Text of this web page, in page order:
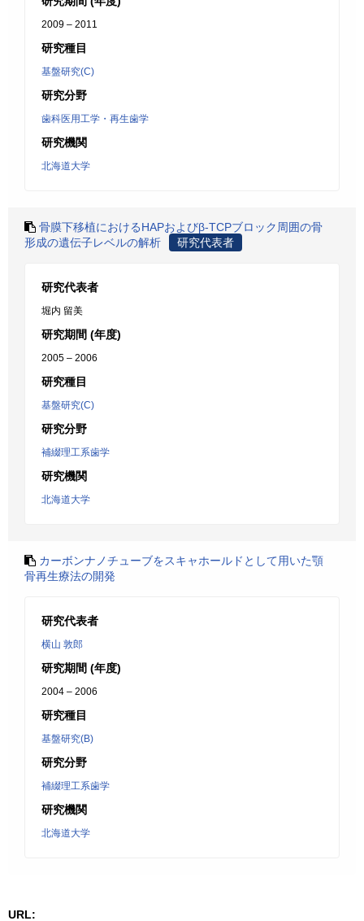
2009 – 2011
研究種目
基盤研究(C)
研究分野
歯科医用工学・再生歯学
研究機関
北海道大学
骨膜下移植におけるHAPおよびβ-TCPブロック周囲の骨
形成の遺伝子レベルの解析
研究代表者
研究代表者
堀内 留美
研究期間 (年度)
2005 – 2006
研究種目
基盤研究(C)
研究分野
補綴理工系歯学
研究機関
北海道大学
カーボンナノチューブをスキャホールドとして用いた顎
骨再生療法の開発
研究代表者
横山 敦郎
研究期間 (年度)
2004 – 2006
研究種目
基盤研究(B)
研究分野
補綴理工系歯学
研究機関
北海道大学
URL: